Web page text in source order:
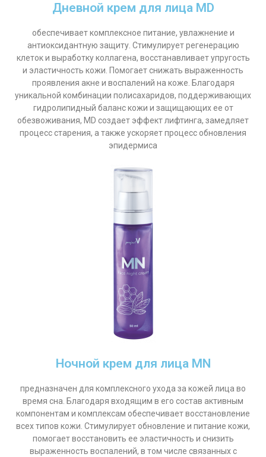
Дневной крем для лица MD
обеспечивает комплексное питание, увлажнение и
антиоксидантную защиту. Стимулирует регенерацию
клеток и выработку коллагена, восстанавливает упругость
и эластичность кожи. Помогает снижать выраженность
проявления акне и воспалений на коже. Благодаря
уникальной комбинации полисахаридов, поддерживающих
гидролипидный баланс кожи и защищающих ее от
обезвоживания, MD создает эффект лифтинга, замедляет
процесс старения, а также ускоряет процесс обновления
эпидермиса
Ночной крем для лица MN
предназначен для комплексного ухода за кожей лица во
время сна. Благодаря входящим в его состав активным
компонентам и комплексам обеспечивает восстановление
всех типов кожи. Стимулирует обновление и питание кожи,
помогает восстановить ее эластичность и снизить
выраженность воспалений, в том числе связанных с